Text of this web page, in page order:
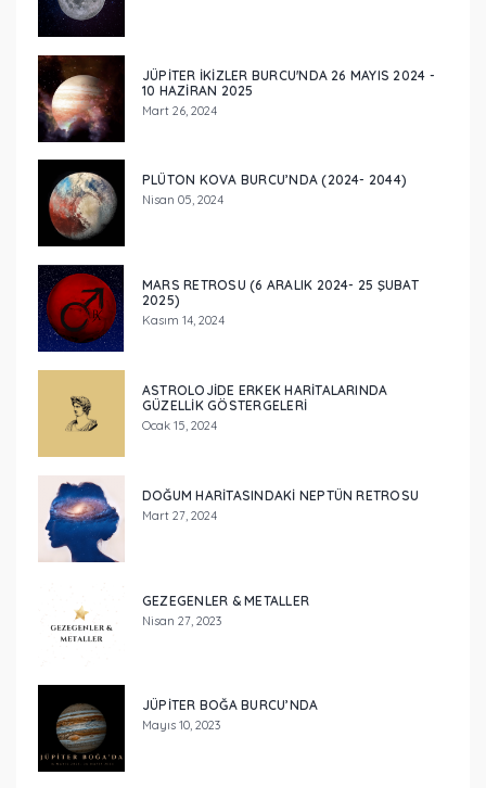
JÜPITER İKIZLER BURCU'NDA 26 MAYIS 2024 -
10 HAZIRAN 2025
Mart 26, 2024
PLÜTON KOVA BURCU’NDA (2024- 2044)
Nisan 05, 2024
MARS RETROSU (6 ARALIK 2024- 25 ŞUBAT
2025)
Kasım 14, 2024
ASTROLOJIDE ERKEK HARITALARINDA
GÜZELLIK GÖSTERGELERI
Ocak 15, 2024
DOĞUM HARITASINDAKI NEPTÜN RETROSU
Mart 27, 2024
GEZEGENLER & METALLER
Nisan 27, 2023
JÜPİTER BOĞA BURCU’NDA
Mayıs 10, 2023